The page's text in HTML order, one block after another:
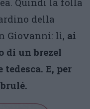
della
Giovanni: lì, ai
di un brezel
E, per